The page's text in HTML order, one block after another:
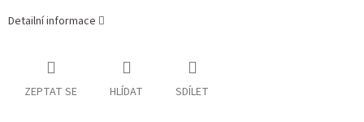
Detailní informace
ZEPTAT SE HLÍDAT SDÍLET